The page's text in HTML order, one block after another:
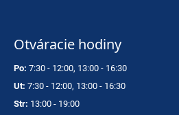
Otváracie hodiny
Po: 7:30 - 12:00, 13:00 - 16:30
Ut: 7:30 - 12:00, 13:00 - 16:30
Str: 13:00 - 19:00